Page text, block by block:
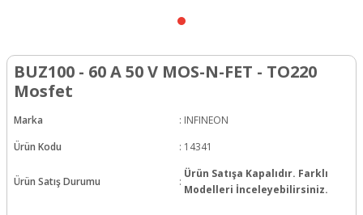
BUZ100 - 60 A 50 V MOS-N-FET - TO220
Mosfet
Marka : INFINEON
Ürün Kodu
: 14341
Ürün Satış Durumu :
Ürün Satışa Kapalıdır. Farklı
Modelleri İnceleyebilirsiniz.